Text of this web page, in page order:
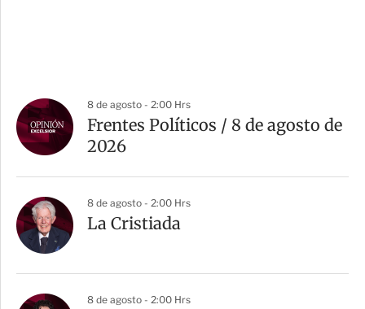
8 de agosto - 2:00 Hrs
Frentes Políticos / 8 de agosto de
2026
8 de agosto - 2:00 Hrs
La Cristiada
8 de agosto - 2:00 Hrs